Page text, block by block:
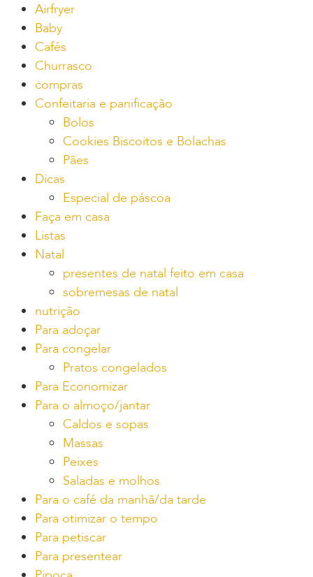
Airfryer
Baby
Cafés
Churrasco
compras
Confeitaria e panificação
Bolos
Cookies Biscoitos e Bolachas
Pães
Dicas
Especial de páscoa
Faça em casa
Listas
Natal
presentes de natal feito em casa
sobremesas de natal
nutrição
Para adoçar
Para congelar
Pratos congelados
Para Economizar
Para o almoço/jantar
Caldos e sopas
Massas
Peixes
Saladas e molhos
Para o café da manhã/da tarde
Para otimizar o tempo
Para petiscar
Para presentear